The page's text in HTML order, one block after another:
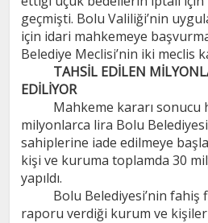
geçmişti. Bolu Valiliği’nin
için idari mahkemeye
Belediye Meclisi’nin iki meclis
TAHSİL EDİLEN
EDİLİYOR
Mahkeme kararı sonucu
milyonlarca lira Bolu
sahiplerine iade edilmeye
kişi ve kuruma toplamda 30
yapıldı.
Bolu Belediyesi’nin fahiş
raporu verdiği kurum ve kişiler